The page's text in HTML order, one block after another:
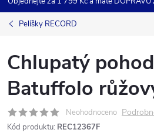
Pelíšky RECORD
Chlupatý
Batuffolo
Neohodnoceno
Kód produktu: REC12367F